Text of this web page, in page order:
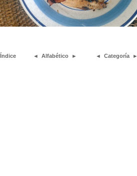
Índice ◄ Alfabético ► ◄ Categoría ►